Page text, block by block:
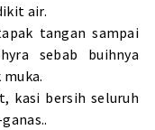
air.
tangan sampai
sebab buihnya
kasi bersih seluruh